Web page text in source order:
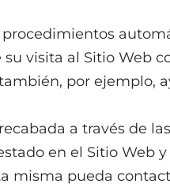
procedimientos
su visita al Sitio Web
por ejemplo,
a través de
en el Sitio Web
misma pueda